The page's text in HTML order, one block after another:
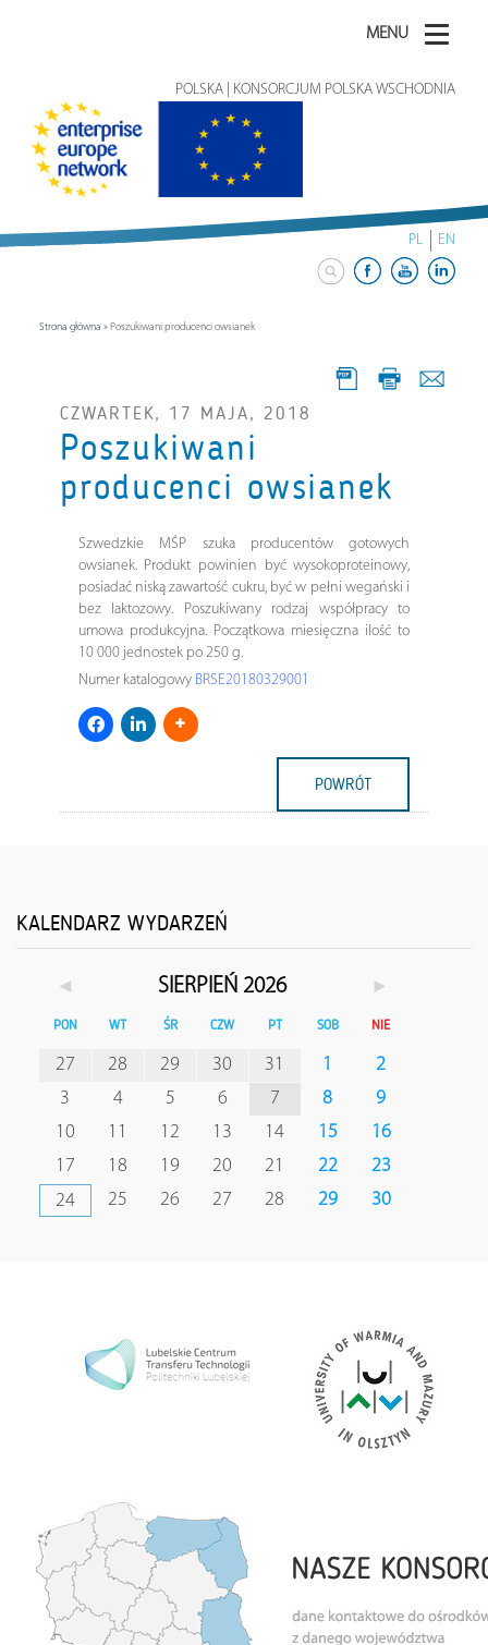
MENU
POLSKA | KONSORCJUM POLSKA WSCHODNIA
PL EN
Strona główna » Poszukiwani producenci owsianek
CZWARTEK, 17 MAJA, 2018
Poszukiwani
producenci owsianek
Szwedzkie MŚP szuka producentów gotowych
owsianek. Produkt powinien być wysokoproteinowy,
posiadać niską zawartość cukru, być w pełni wegański i
bez laktozowy. Poszukiwany rodzaj współpracy to
umowa produkcyjna. Początkowa miesięczna ilość to
10 000 jednostek po 250 g.
Numer katalogowy BRSE20180329001
POWRÓT
KALENDARZ WYDARZEŃ
◄ SIERPIEŃ 2026 ►
PON WT ŚR CZW PT SOB NIE
27 28 29 30 31 1
2
3
4 5 6 7 8
9
10
11 12 13 14 15
16
17
18 19 20 21 22
23
24
25 26 27 28 29 30